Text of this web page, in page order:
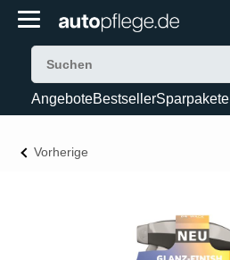
AngeboteBestsellerSparpakete
Vorherige